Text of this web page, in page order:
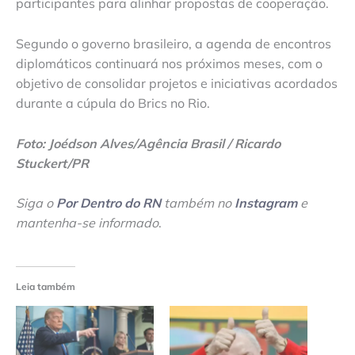
participantes para alinhar propostas de cooperação.
Segundo o governo brasileiro, a agenda de encontros
diplomáticos continuará nos próximos meses, com o
objetivo de consolidar projetos e iniciativas acordados
durante a cúpula do Brics no Rio.
Foto: Joédson Alves/Agência Brasil / Ricardo
Stuckert/PR
Siga o Por Dentro do RNtambém no Instagrame
mantenha-se informado.
Leia também